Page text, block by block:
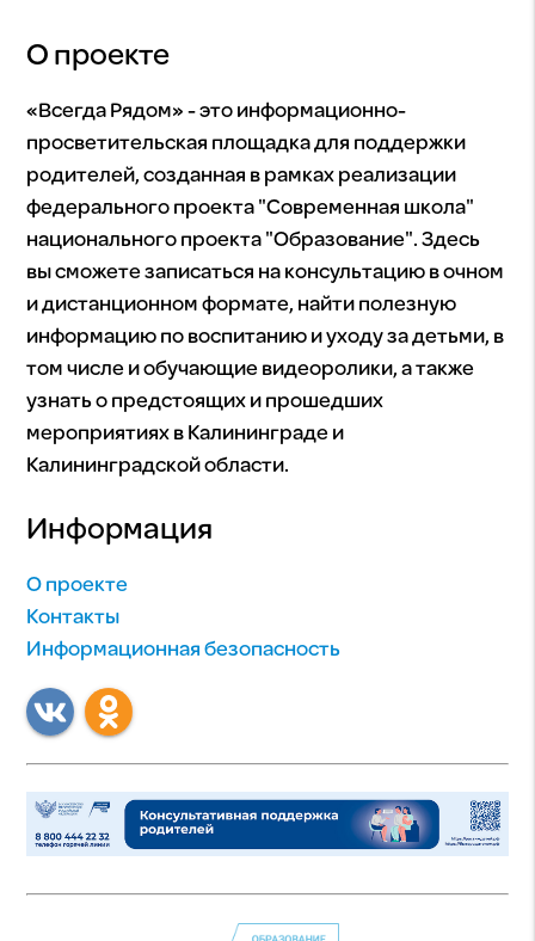
О проекте
«Всегда Рядом» - это информационно-
просветительская площадка для поддержки
родителей, созданная в рамках реализации
федерального проекта "Современная школа"
национального проекта "Образование". Здесь
вы сможете записаться на консультацию в очном
и дистанционном формате, найти полезную
информацию по воспитанию и уходу за детьми, в
том числе и обучающие видеоролики, а также
узнать о предстоящих и прошедших
мероприятиях в Калининграде и
Калининградской области.
Информация
О проекте
Контакты
Информационная безопасность